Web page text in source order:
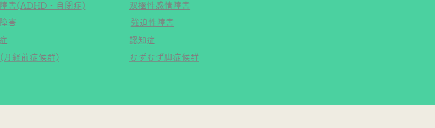
害
害(ADHD・自閉症)
双極性感情障害
強迫性障害
月経前症候群)
認知症
むずむず脚症候群